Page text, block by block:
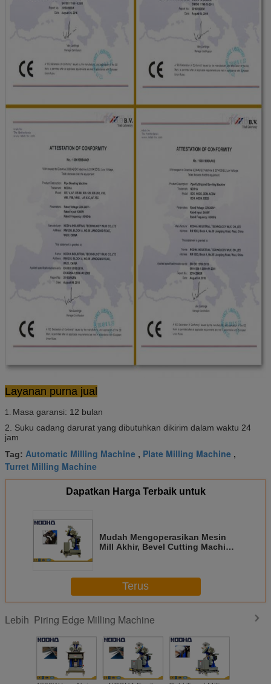
Layanan purna jual
1. Masa garansi: 12 bulan
2. Suku cadang darurat yang dibutuhkan dikirim dalam waktu 24
jam
Tag: Automatic Milling Machine , Plate Milling Machine ,
Turret Milling Machine
Dapatkan Harga Terbaik untuk
Mudah Mengoperasikan Mesin
Mill Akhir, Bevel Cutting Machine
Terus
Lebih Piring Edge Milling Machine